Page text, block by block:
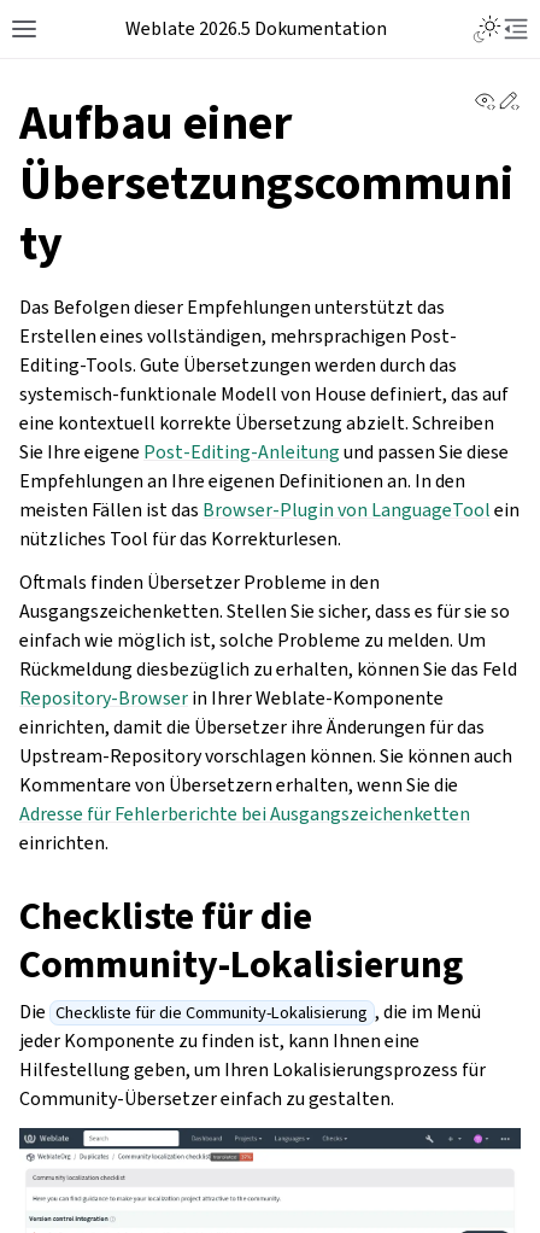
Weblate 2026.5 Dokumentation
Aufbau einer
Übersetzungscommuni
ty
Das Befolgen dieser Empfehlungen unterstützt das
Erstellen eines vollständigen, mehrsprachigen Post-
Editing-Tools. Gute Übersetzungen werden durch das
systemisch-funktionale Modell von House definiert, das auf
eine kontextuell korrekte Übersetzung abzielt. Schreiben
Sie Ihre eigene Post-Editing-Anleitungund passen Sie diese
Empfehlungen an Ihre eigenen Definitionen an. In den
meisten Fällen ist das Browser-Plugin von LanguageToolein
nützliches Tool für das Korrekturlesen.
Oftmals finden Übersetzer Probleme in den
Ausgangszeichenketten. Stellen Sie sicher, dass es für sie so
einfach wie möglich ist, solche Probleme zu melden. Um
Rückmeldung diesbezüglich zu erhalten, können Sie das Feld
Repository-Browserin Ihrer Weblate-Komponente
einrichten, damit die Übersetzer ihre Änderungen für das
Upstream-Repository vorschlagen können. Sie können auch
Kommentare von Übersetzern erhalten, wenn Sie die
Adresse für Fehlerberichte bei Ausgangszeichenketten
einrichten.
Checkliste für die
Community-Lokalisierung
Die Checkliste für die Community-Lokalisierung , die im Menü
jeder Komponente zu finden ist, kann Ihnen eine
Hilfestellung geben, um Ihren Lokalisierungsprozess für
Community-Übersetzer einfach zu gestalten.